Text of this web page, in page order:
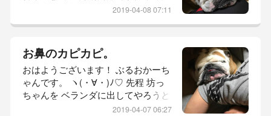
ー；) ちと 歩いて ちと 掃除しただけ
ことしたら 雨降るのぉ。 (ーдー；)
それでは 参りましょう！ 本日の 坊
っちゃん レポ。 【 おはよーごぜー
まーす！ 】 先ずは 朝の二度寝タイ
ム！ の、坊っちゃんから。 (*
2019-04-08 07:11
お鼻のカピカピ。
おはようございます！ ぶるおかーち
ゃんです。 ヽ(・∀・)ﾉ♡ 先程 坊っ
ちゃんを ベランダに出してやろうと
窓を開けたら 網戸が閉まっていて
2019-04-07 06:27